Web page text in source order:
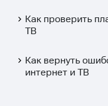
Как проверить
ТВ
Как вернуть
интернет и ТВ